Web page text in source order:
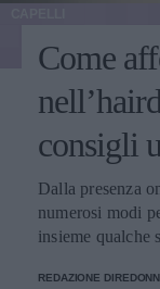
Come
consigli
Dalla presenza
numerosi modi
insieme qualche
REDAZIONE